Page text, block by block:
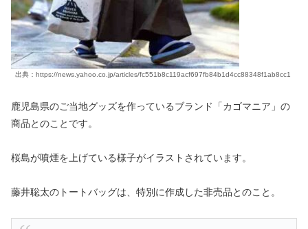
出典：https://news.yahoo.co.jp/articles/fc551b8c119acf697fb84b1d4cc88348f1ab8cc1
鹿児島県のご当地グッズを作っているブランド「カゴマニア」の
商品とのことです。
桜島が噴煙を上げている様子がイラストされています。
藤井聡太のトートバッグは、特別に作成した非売品とのこと。